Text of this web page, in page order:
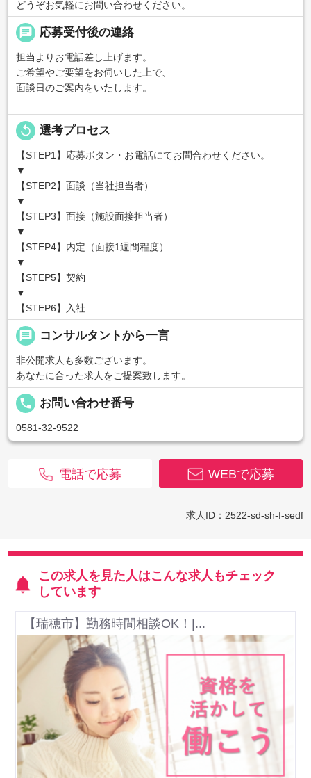
どうぞお気軽にお問い合わせください。
chat 応募受付後の連絡
担当よりお電話差し上げます。
ご希望やご要望をお伺いした上で、
面談日のご案内をいたします。
replay 選考プロセス
【STEP1】応募ボタン・お電話にてお問合わせください。
▼
【STEP2】面談（当社担当者）
▼
【STEP3】面接（施設面接担当者）
▼
【STEP4】内定（面接1週間程度）
▼
【STEP5】契約
▼
【STEP6】入社
message コンサルタントから一言
非公開求人も多数ございます。
あなたに合った求人をご提案致します。
local_phone お問い合わせ番号
0581-32-9522
WEBで応募
電話で応募
求人ID：2522-sd-sh-f-sedf
この求人を見た人はこんな求人もチェック
しています
【瑞穂市】勤務時間相談OK！|...